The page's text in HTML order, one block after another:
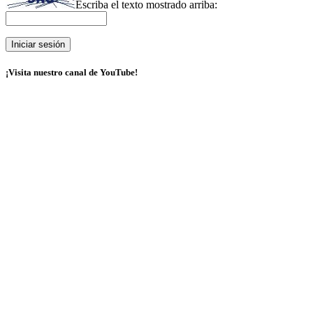
Escriba el texto mostrado arriba:
¡Visita nuestro canal de YouTube!